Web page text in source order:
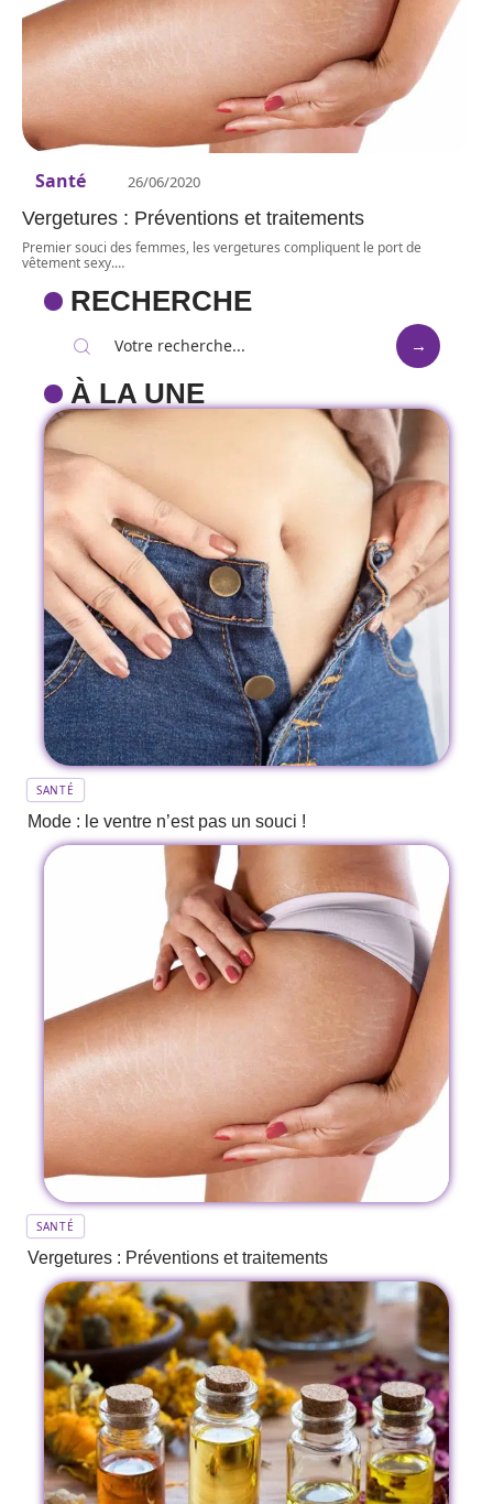
Santé 26/06/2020
Vergetures : Préventions et traitements
Premier souci des femmes, les vergetures compliquent le port de
vêtement sexy.…
RECHERCHE
À LA UNE
SANTÉ
Mode : le ventre n’est pas un souci !
SANTÉ
Vergetures : Préventions et traitements